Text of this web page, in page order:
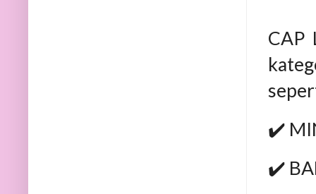
CAP
✔️
✔️